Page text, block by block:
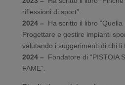
riflessioni di sport”.
2024 –Ha scritto il libro “Quella
Progettare e gestire impianti
valutando i suggerimenti di chi li
2024 –Fondatore di “PISTOIA
FAME”.